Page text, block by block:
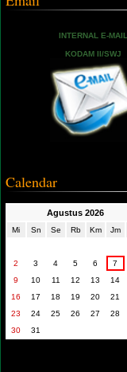
INTERNAL E-MAIL
KODAM II/SWJ
Calendar
Agustus 2026
Mi Sn Se Rb Km Jm
2
3 4 5 6 7
9
10 11 12 13 14
16
17 18 19 20 21
23
24 25 26 27 28
30
31